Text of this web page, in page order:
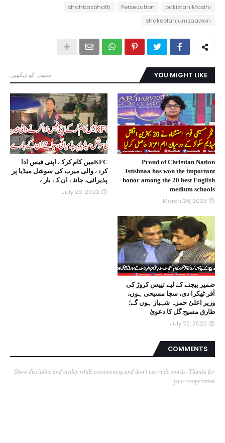
pakistaniMasihi
Persecution
shahbazbhatti
shakeelanjumsaawan
YOU MIGHT LIKE سبھی کو دیکھیں
Proud of Christian Nation
Istishnaa has won the important
honor among the 20 best English
medium schools
March 28, 2023
KFCمیں کام کرکے اپنی فیس ادا
کرنے والی میرب کی سوشل میڈیا پر
پذیرائی، جانئے ان کے بارے
July 29, 2022
ضمیر بیچنے کے لیے تییس کروڑ کی
آفر ٹھکرا دی، سچا مسیحی ہوں،
وزیر اعلیٰ حمزہ شہباز ہوں گے؛
طارق مسیح گل کا دعویٰ
July 22, 2022
COMMENTS
Show discipline and civility while commenting and don't use rude words. Thanks for
your cooperation